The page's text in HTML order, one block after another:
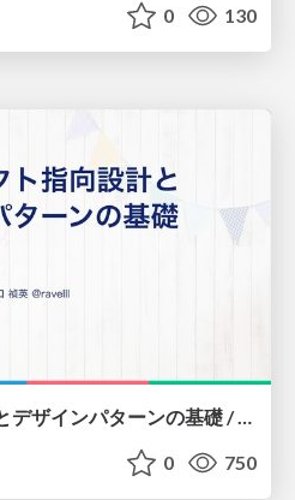
0 130
オブジェクト指向設計とデザインパターンの基礎 / Basics of object oriented design and design pattern
0 750